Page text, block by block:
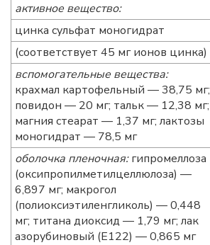
активное вещество:
цинка сульфат моногидрат
(соответствует 45 мг ионов цинка)
вспомогательные вещества:
крахмал картофельный — 38,75 мг;
повидон — 20 мг; тальк — 12,38 мг;
магния стеарат — 1,37 мг; лактозы
моногидрат — 78,5 мг
оболочка пленочная:гипромеллоза
(оксипропилметилцеллюлоза) —
6,897 мг; макрогол
(полиоксиэтиленгликоль) — 0,448
мг; титана диоксид — 1,79 мг; лак
азорубиновый (E122) — 0,865 мг